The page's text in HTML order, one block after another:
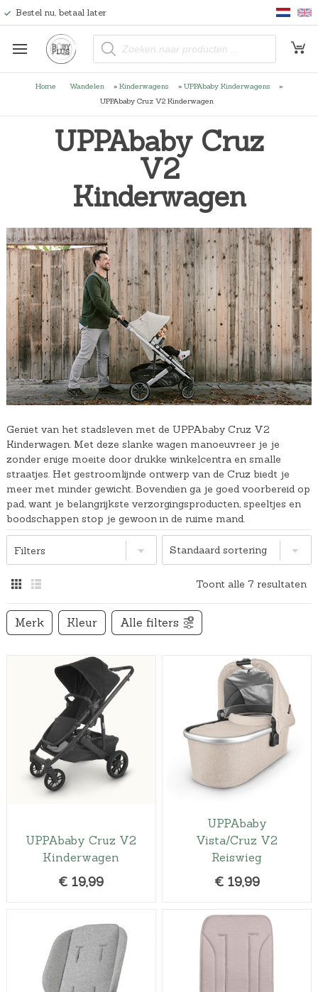
Bestel nu, betaal later
P
o
c
z
o
e
Home Wandelen » Kinderwagens » UPPAbaby Kinderwagens
»
UPPAbaby Cruz V2 Kinderwagen
UPPAbaby Cruz
V2
Kinderwagen
Geniet van het stadsleven met de UPPAbaby Cruz V2
Kinderwagen. Met deze slanke wagen manoeuvreer je je
zonder enige moeite door drukke winkelcentra en smalle
straatjes. Het gestroomlijnde ontwerp van de Cruz biedt je
meer met minder gewicht. Bovendien ga je goed voorbereid op
pad, want je belangrijkste verzorgingsproducten, speeltjes en
boodschappen stop je gewoon in de ruime mand.
Filters
Toont alle 7 resultaten
Merk Kleur Alle filters
UPPAbaby Cruz V2
Kinderwagen
€ 19,99
UPPAbaby
Vista/Cruz V2
Reiswieg
€ 19,99